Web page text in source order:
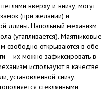
вверху и внизу, могут
(при желании) и
длины. Напольный механизм
(утапливается). Маятниковые
свободно открываются в обе
– их можно зафиксировать в
используют в качестве
установленной снизу.
стеклянными